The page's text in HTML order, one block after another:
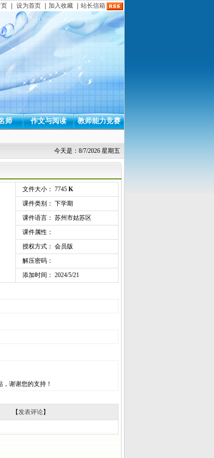
页 设为首页 加入收藏 站长信箱
师 作文与阅读 教师能力竞赛
今天是：8/7/2026 星期五
文件大小： 7745 K
课件类别： 下学期
课件语言： 苏州市姑苏区
课件属性：
授权方式： 会员版
解压密码：
添加时间： 2024/5/21
谢谢您的支持！
发表评论】